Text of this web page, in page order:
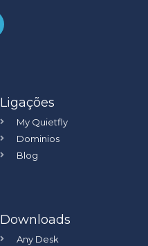
Ligações
My Quietfly
Dominios
Blog
Downloads
Any Desk